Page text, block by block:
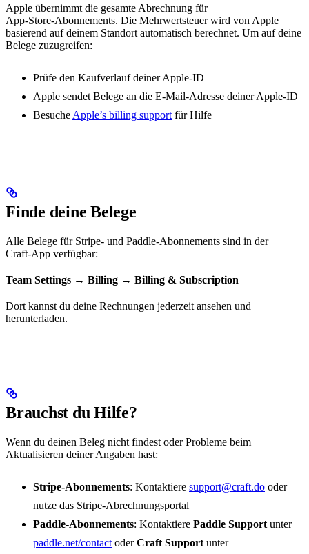
Apple übernimmt die gesamte Abrechnung für
App‑Store‑Abonnements. Die Mehrwertsteuer wird von Apple
basierend auf deinem Standort automatisch berechnet. Um auf deine
Belege zuzugreifen:
Prüfe den Kaufverlauf deiner Apple‑ID
Apple sendet Belege an die E‑Mail‑Adresse deiner Apple‑ID
Besuche Apple’s billing support für Hilfe
Finde deine Belege
Alle Belege für Stripe‑ und Paddle‑Abonnements sind in der
Craft‑App verfügbar:
Team Settings → Billing → Billing & Subscription
Dort kannst du deine Rechnungen jederzeit ansehen und
herunterladen.
Brauchst du Hilfe?
Wenn du deinen Beleg nicht findest oder Probleme beim
Aktualisieren deiner Angaben hast:
Stripe‑Abonnements: Kontaktiere support@craft.do oder
nutze das Stripe‑Abrechnungsportal
Paddle‑Abonnements: Kontaktiere Paddle Support unter
paddle.net/contact oderCraft Support unter